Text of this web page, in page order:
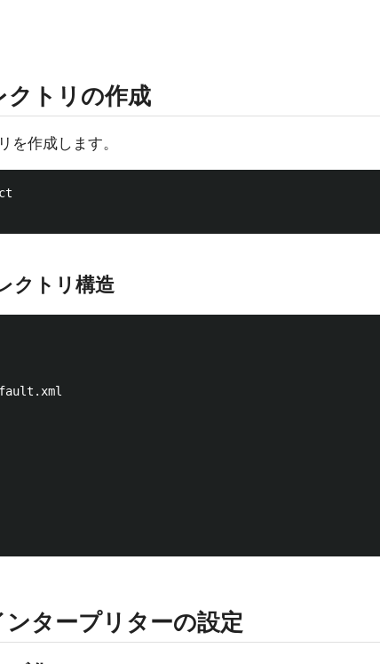
クトリの作成
を作成します。
クトリ構造
タープリターの設定